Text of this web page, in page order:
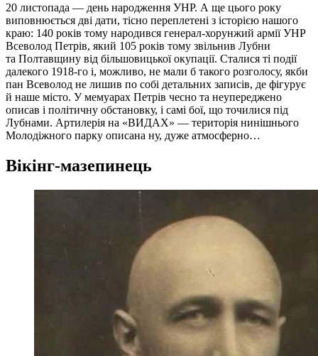
20 листопада — день народження УНР. А ще цього року
виповнюється дві дати, тісно переплетені з історією нашого
краю: 140 років тому народився генерал-хорунжий армії УНР
Всеволод Петрів, який 105 років тому звільнив Лубни
та Полтавщину від більшовицької окупації. Сталися ті події
далекого 1918-го і, можливо, не мали б такого розголосу, якби
пан Всеволод не лишив по собі детальних записів, де фігурує
й наше місто. У мемуарах Петрів чесно та неупереджено
описав і політичну обстановку, і самі бої, що точилися під
Лубнами. Артилерія на «ВИДАХ» — територія нинішнього
Молодіжного парку описана ну, дуже атмосферно…
Вікінг-мазепинець